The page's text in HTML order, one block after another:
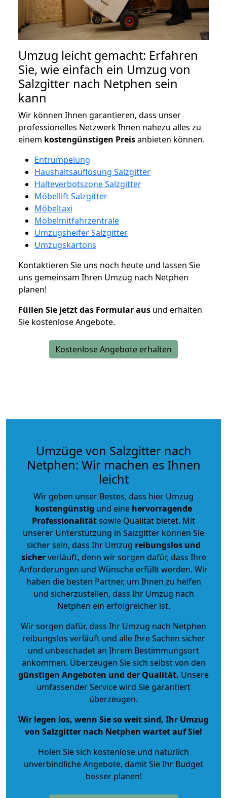
Umzug leicht gemacht: Erfahren
Sie, wie einfach ein Umzug von
Salzgitter nach Netphen sein
kann
Wir können Ihnen garantieren, dass unser
professionelles Netzwerk Ihnen nahezu alles zu
einem kostengünstigen Preisanbieten können.
Entrümpelung
Haushaltsauflösung Salzgitter
Halteverbotszone Salzgitter
Möbellift Salzgitter
Möbeltaxi
Möbelmitfahrzentrale
Umzugshelfer Salzgitter
Umzugskartons
Kontaktieren Sie uns noch heute und lassen Sie
uns gemeinsam Ihren Umzug nach Netphen
planen!
Füllen Sie jetzt das Formular aus und erhalten
Sie kostenlose Angebote.
Kostenlose Angebote erhalten
Umzüge von Salzgitter nach
Netphen: Wir machen es Ihnen
leicht
Wir geben unser Bestes, dass hier Umzug
kostengünstig und eine hervorragende
Professionalitätsowie Qualität bietet. Mit
unserer Unterstützung in Salzgitter können Sie
sicher sein, dass Ihr Umzug reibungslos und
sicherverläuft, denn wir sorgen dafür, dass Ihre
Anforderungen und Wünsche erfüllt werden. Wir
haben die besten Partner, um Ihnen zu helfen
und sicherzustellen, dass Ihr Umzug nach
Netphen ein erfolgreicher ist.
Wir sorgen dafür, dass Ihr Umzug nach Netphen
reibungslos verläuft und alle Ihre Sachen sicher
und unbeschadet an Ihrem Bestimmungsort
ankommen. Überzeugen Sie sich selbst von den
günstigen Angeboten und der Qualität. Unsere
umfassender Service wird Sie garantiert
überzeugen.
Wir legen los, wenn Sie so weit sind, Ihr Umzug
von Salzgitter nach Netphen wartet auf Sie!
Holen Sie sich kostenlose und natürlich
unverbindliche Angebote, damit Sie Ihr Budget
besser planen!